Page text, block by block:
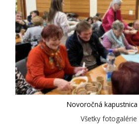
Novoročná kapustnica
Všetky fotogalérie